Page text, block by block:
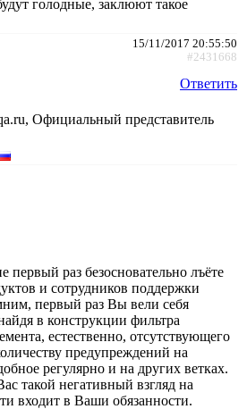
голодные, заклюют такое
15/11/2017 20:55:50
#2431668
Ответить
Официальный представитель
раз безосновательно лъёте
и сотрудников поддержки
первый раз Вы вели себя
в конструкции фильтра
естественно, отсутствующего
предупреждений на
регулярно и на других ветках.
такой негативный взгляд на
входит в Ваши обязанности.